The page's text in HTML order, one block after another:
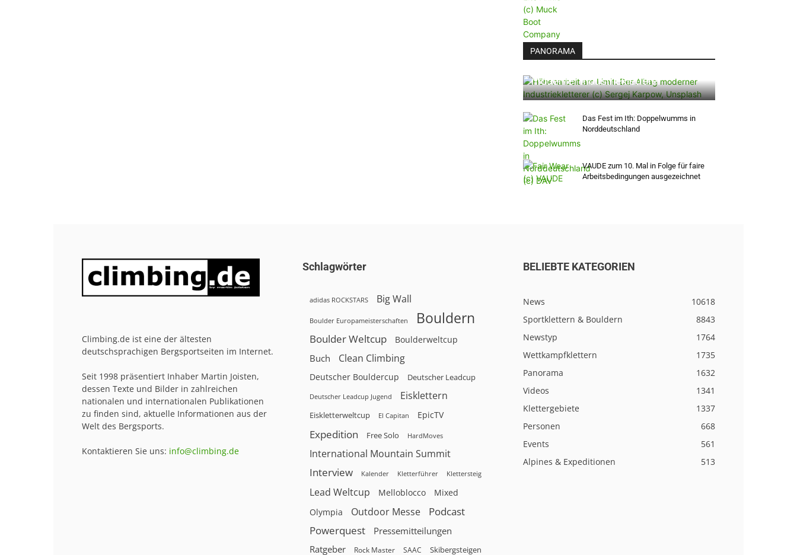
PANORAMA
moderner Industriekletterer
Das Fest im Ith: Doppelwumms in
Norddeutschland
VAUDE zum 10. Mal in Folge für faire
Arbeitsbedingungen ausgezeichnet
Climbing.de ist eine der ältesten
deutschsprachigen Bergsportseiten im Internet.
Seit 1998 präsentiert Inhaber Martin Joisten,
dessen Texte und Bilder in zahlreichen
nationalen und internationalen Publikationen
zu finden sind, aktuelle Informationen aus der
Welt des Bergsports.
Kontaktieren Sie uns: info@climbing.de
Schlagwörter
adidas ROCKSTARS Big Wall
Boulder Europameisterschaften Bouldern
Boulder Weltcup Boulderweltcup
Buch Clean Climbing
Deutscher Bouldercup Deutscher Leadcup
Deutscher Leadcup Jugend Eisklettern
Eiskletterweltcup El Capitan EpicTV
Expedition Free Solo HardMoves
International Mountain Summit
Interview Kalender Kletterführer Klettersteig
Lead Weltcup Melloblocco Mixed
Olympia Outdoor Messe
Podcast
Powerquest
Pressemitteilungen
Ratgeber Rock Master SAAC Skibergsteigen
BELIEBTE KATEGORIEN
News
10618
Sportklettern & Bouldern
8843
Newstyp
1764
Wettkampfklettern
1735
Panorama
1632
Videos
1341
Klettergebiete
1337
Personen
668
Events
561
Alpines & Expeditionen
513